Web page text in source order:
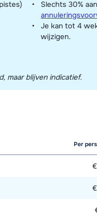
Slechts 30%
Je kan tot 4
wijzigen.
maar blijven indicatief.
Per